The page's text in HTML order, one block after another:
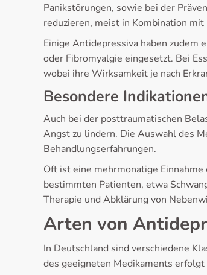
Panikstörungen, sowie bei der
reduzieren, meist in Kombination
Einige Antidepressiva haben zudem
oder Fibromyalgie eingesetzt. Bei
wobei ihre Wirksamkeit je nach
Besondere
Auch bei der posttraumatischen
Angst zu lindern. Die Auswahl des
Behandlungserfahrungen.
Oft ist eine mehrmonatige
bestimmten Patienten, etwa
Therapie und Abklärung von
Arten von
In Deutschland sind verschiedene
des geeigneten Medikaments